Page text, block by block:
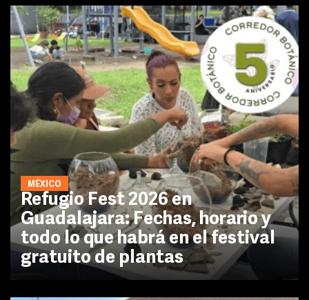
MÉXICO
Refugio Fest 2026 en
Guadalajara: Fechas, horario y
todo lo que habrá en el festival
gratuito de plantas